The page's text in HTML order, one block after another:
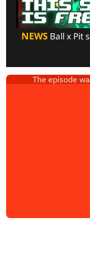
NEWS Ball x Pit